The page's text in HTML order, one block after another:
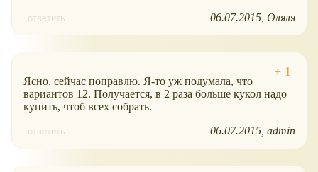
ответить 06.07.2015 Оляля
Ясно, сейчас поправлю. Я-то уж подумала, что
вариантов 12. Получается, в 2 раза больше кукол надо
купить, чтоб всех собрать.
ответить 06.07.2015 admin